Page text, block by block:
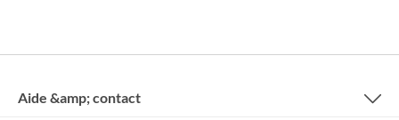
Aide &amp; contact